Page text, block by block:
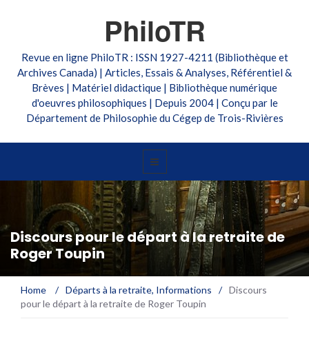
PhiloTR
Revue en ligne PhiloTR : ISSN 1927-4211 (Bibliothèque et
Archives Canada) | Articles, Essais & Analyses, Référentiel &
Brèves | Matériel didactique | Bibliothèque numérique
d'oeuvres philosophiques | Depuis 2004 | Conçu par le
Département de Philosophie du Cégep de Trois-Rivières
Discours pour le départ à la retraite de
Roger Toupin
Home / Départs à la retraite, Informations / Discours
pour le départ à la retraite de Roger Toupin